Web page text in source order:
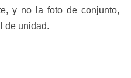
y no la foto de conjunto,
de unidad.